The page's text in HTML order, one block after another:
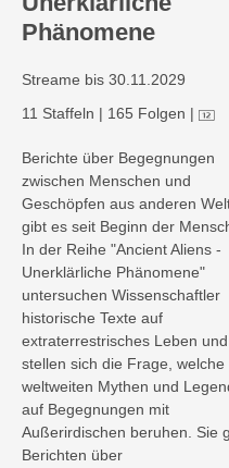
Phänomene
Streame bis 30.11.2029
11 Staffeln | 165 Folgen |
Berichte über Begegnungen
zwischen Menschen und
Geschöpfen aus anderen
gibt es seit Beginn der
In der Reihe "Ancient Aliens -
Unerklärliche Phänomene"
untersuchen Wissenschaftler
historische Texte auf
extraterrestrisches Leben und
stellen sich die Frage, welche
weltweiten Mythen und
auf Begegnungen mit
Außerirdischen beruhen. Sie
Berichten über